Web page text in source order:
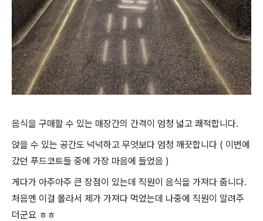
음식을 구매할 수 있는 매장간의 간격이 엄청 넓고 쾌적합니다.
앉을 수 있는 공간도 넉넉하고 무엇보다 엄청 깨끗합니다 ( 이번에
갔던 푸드코트들 중에 가장 마음에 들었음 )
게다가 아주아주 큰 장점이 있는데 직원이 음식을 가져다 줍니다.
처음엔 이걸 몰라서 제가 가져다 먹었는데 나중에 직원이 알려주
더군요 ㅎㅎ